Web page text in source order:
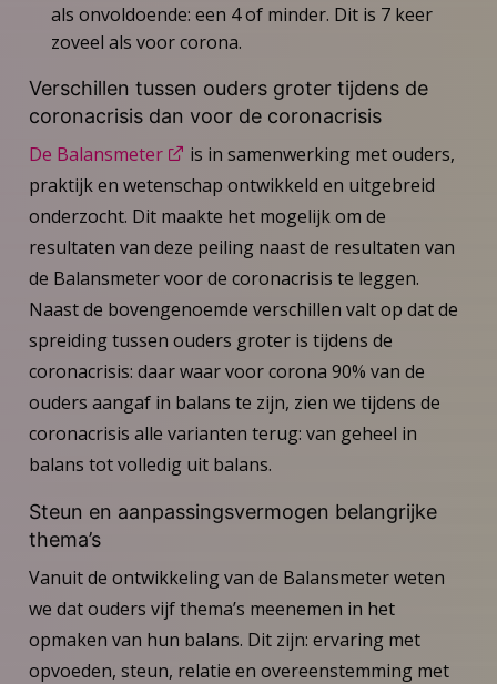
als onvoldoende: een 4 of minder. Dit is 7 keer
zoveel als voor corona.
Verschillen tussen ouders groter tijdens de
coronacrisis dan voor de coronacrisis
De Balansmeter
is in samenwerking met ouders,
praktijk en wetenschap ontwikkeld en uitgebreid
onderzocht. Dit maakte het mogelijk om de
resultaten van deze peiling naast de resultaten van
de Balansmeter voor de coronacrisis te leggen.
Naast de bovengenoemde verschillen valt op dat de
spreiding tussen ouders groter is tijdens de
coronacrisis: daar waar voor corona 90% van de
ouders aangaf in balans te zijn, zien we tijdens de
coronacrisis alle varianten terug: van geheel in
balans tot volledig uit balans.
Steun en aanpassingsvermogen belangrijke
thema’s
Vanuit de ontwikkeling van de Balansmeter weten
we dat ouders vijf thema’s meenemen in het
opmaken van hun balans. Dit zijn: ervaring met
opvoeden, steun, relatie en overeenstemming met